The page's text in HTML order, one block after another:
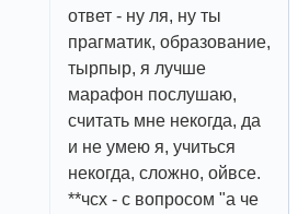
ответ - ну ля, ну ты
прагматик, образование,
тырпыр, я лучше
марафон послушаю,
считать мне некогда, да
и не умею я, учиться
некогда, сложно, ойвсе.
**чсх - с вопросом "а че